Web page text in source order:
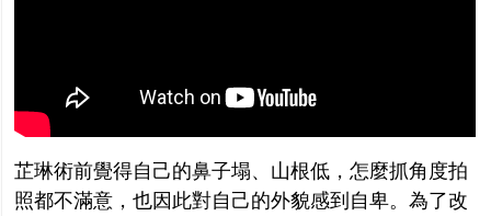
芷琳術前覺得自己的鼻子塌、山根低，怎麼抓角度拍
照都不滿意，也因此對自己的外貌感到自卑。為了改